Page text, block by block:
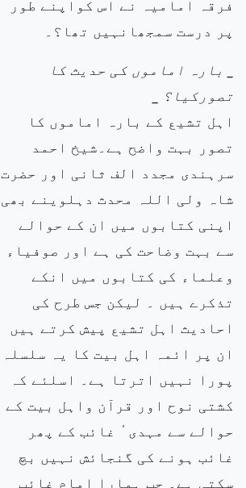
فرقہ امامیہ نے اس کواپنے طور
پر درست سمجھانہیں تھا؟۔
_ بارہ اماموں کی حدیث کا
تصورکیا؟ _
اہل تشیع کے بارہ اماموں کا
تصور بہت واضح ہے۔شیخ احمد
سرہندی مجدد الف ثانی اور حضرت
شاہ ولی اللہ محدث دہلوینے بھی
اپنی کتابوں میں ان کے حوالے
سے بہت وضاحت کی ہے اور صوفیاء
وعلماء کی کتابوں میں انکے
تذکرے ہیں ۔ لیکن جس طرح کی
احادیث اہل تشیع پیش کرتے ہیں
ان پر ائمہ اہل بیت کا یہ سلسلہ
پورا نہیں اترتا ہے۔ اسلئے کہ
کشتی نوح اور قرآن واہل بیت کے
حوالے سے مہدی ٔ غائب کے پھر
غائب ہونے کی گنجائش نہیں بچ
سکتی ہے۔ جب ہمارا امام غائب